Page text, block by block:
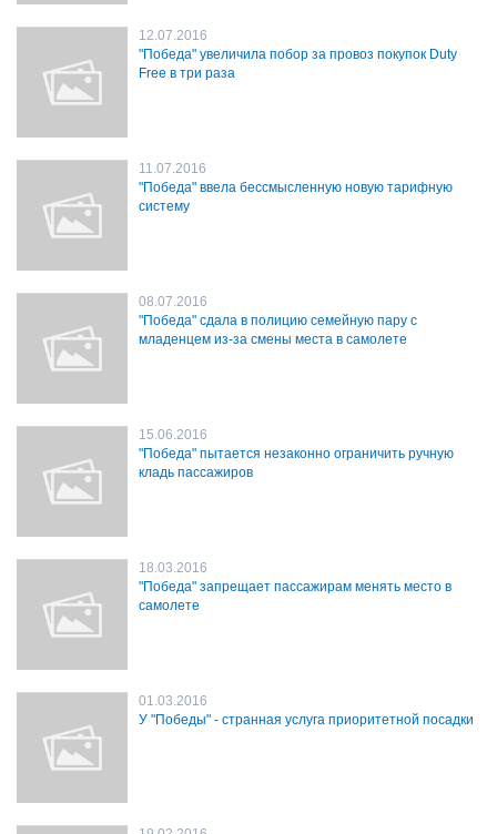
12.07.2016
"Победа" увеличила побор за провоз покупок Duty
Free в три раза
11.07.2016
"Победа" ввела бессмысленную новую тарифную
систему
08.07.2016
"Победа" сдала в полицию семейную пару с
младенцем из-за смены места в самолете
15.06.2016
"Победа" пытается незаконно ограничить ручную
кладь пассажиров
18.03.2016
"Победа" запрещает пассажирам менять место в
самолете
01.03.2016
У "Победы" - странная услуга приоритетной посадки